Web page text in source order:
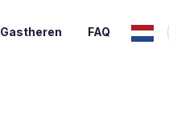
Gastheren FAQ